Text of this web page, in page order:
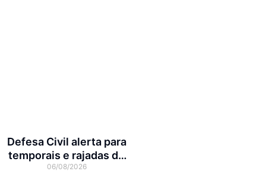
Defesa Civil alerta para
temporais e rajadas de
vento de até 70 km/h em
06/08/2026